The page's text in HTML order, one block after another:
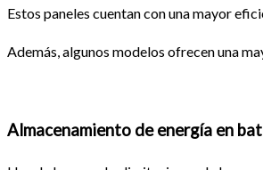
Estos paneles cuentan con una mayor
Además, algunos modelos ofrecen una
Almacenamiento de energía en